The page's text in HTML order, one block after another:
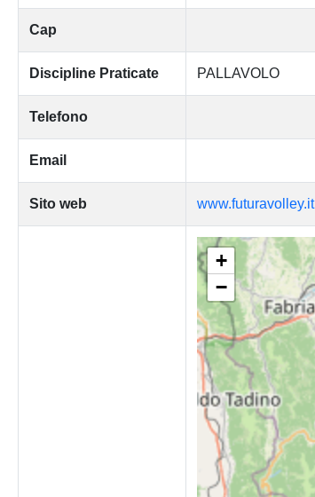
Cap
Discipline Praticate PALLAVOLO
Telefono
Email
Sito web www.futuravolley.it
+
−